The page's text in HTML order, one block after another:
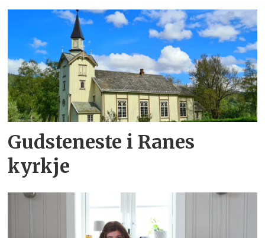
Gudsteneste i Ranes
kyrkje